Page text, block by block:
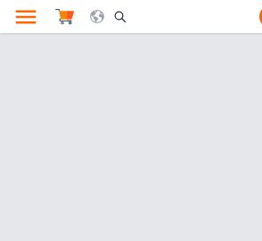
Search Opener Icon